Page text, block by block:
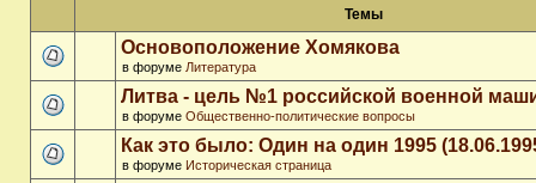
Темы
Основоположение Хомякова
в форуме Литература
Литва - цель №1 российской военной
в форуме Общественно-политические вопросы
Как это было: Один на один 1995
в форуме Историческая страница